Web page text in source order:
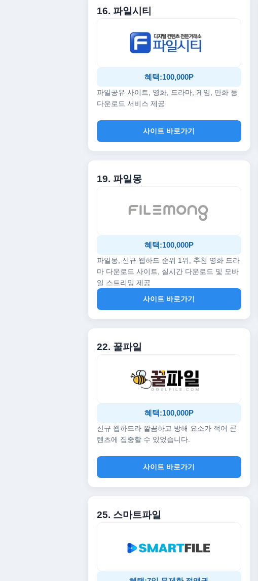
16. 파일시티
혜택:100,000P
파일공유 사이트, 영화, 드라마, 게임, 만화 등
다운로드 서비스 제공
사이트 바로가기
19. 파일몽
혜택:100,000P
파일몽, 신규 웹하드 순위 1위, 추천 영화 드라
마 다운로드 사이트, 실시간 다운로드 및 모바
일 스트리밍 제공
사이트 바로가기
22. 꿀파일
혜택:100,000P
신규 웹하드라 깔끔하고 방해 요소가 적어 콘
텐츠에 집중할 수 있었습니다.
사이트 바로가기
25. 스마트파일